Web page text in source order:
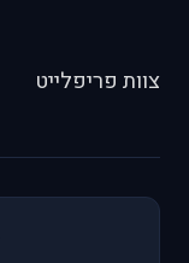
צוות פריפלייט